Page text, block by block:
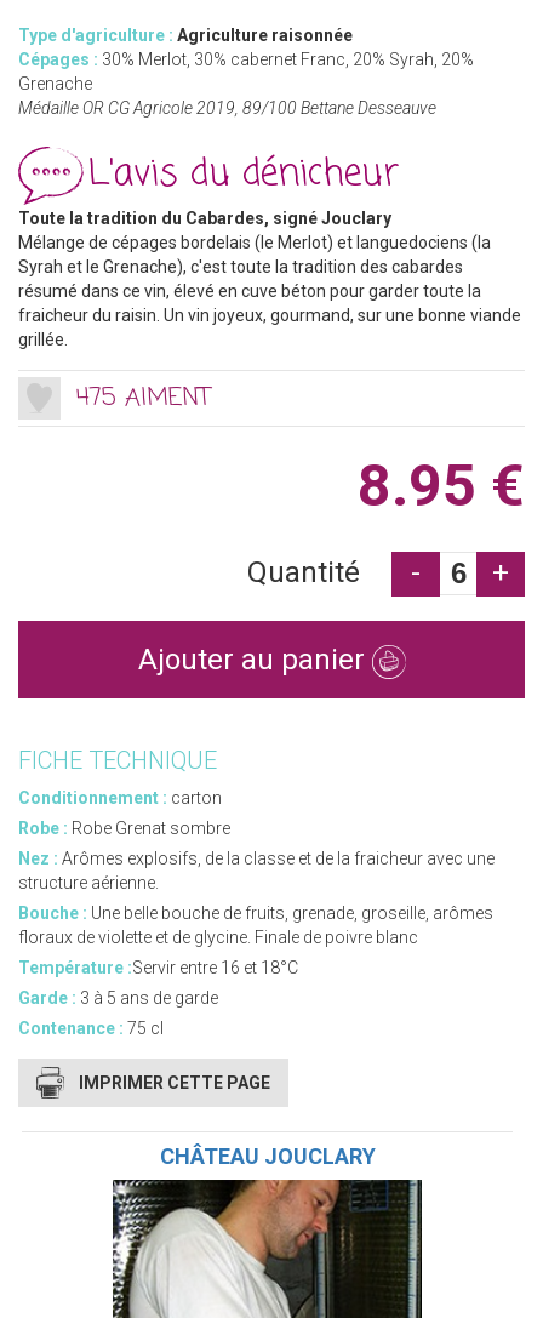
Type d'agriculture : Agriculture raisonnée
Cépages : 30% Merlot, 30% cabernet Franc, 20% Syrah, 20%
Grenache
Médaille OR CG Agricole 2019, 89/100 Bettane Desseauve
L'avis du dénicheur
Toute la tradition du Cabardes, signé Jouclary
Mélange de cépages bordelais (le Merlot) et languedociens (la
Syrah et le Grenache), c'est toute la tradition des cabardes
résumé dans ce vin, élevé en cuve béton pour garder toute la
fraicheur du raisin. Un vin joyeux, gourmand, sur une bonne viande
grillée.
475 AIMENT
8.95 €
Quantité - +
Ajouter au panier
FICHE TECHNIQUE
Conditionnement : carton
Robe : Robe Grenat sombre
Nez : Arômes explosifs, de la classe et de la fraicheur avec une
structure aérienne.
Bouche : Une belle bouche de fruits, grenade, groseille, arômes
floraux de violette et de glycine. Finale de poivre blanc
Température :Servir entre 16 et 18°C
Garde : 3 à 5 ans de garde
Contenance : 75 cl
IMPRIMER CETTE PAGE
CHÂTEAU JOUCLARY